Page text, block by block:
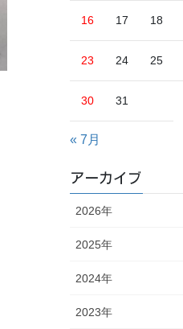
16 17 18
23 24 25
30 31
« 7月
アーカイブ
2026年
2025年
2024年
2023年